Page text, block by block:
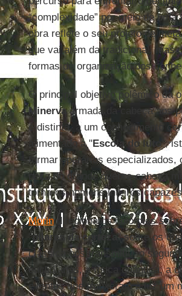
“complexidade” por meio de
obra reflete o seu projeto de
que vai além da tradicional, mas
formas de organização dos
O principal objetivo polêmico da
Minervaarmada da cabeça aos
e distinta, a um conhecimento
alimentado a "Escola do luto",
formar operários especializados,
peça do grande quebra-cabeça
torna-os homens inteiros
Morindireciona os holofotes
"pilares da certeza" sobre os
clássica nos transmitiu: o
euclidianas, a física quântica, a
eventos que trouxeram à luz um